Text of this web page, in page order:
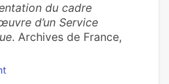
du cadre
d’un Service
. Archives de France,